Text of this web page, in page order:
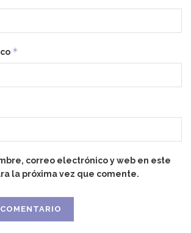
*
correo electrónico y web en este
la próxima vez que comente.